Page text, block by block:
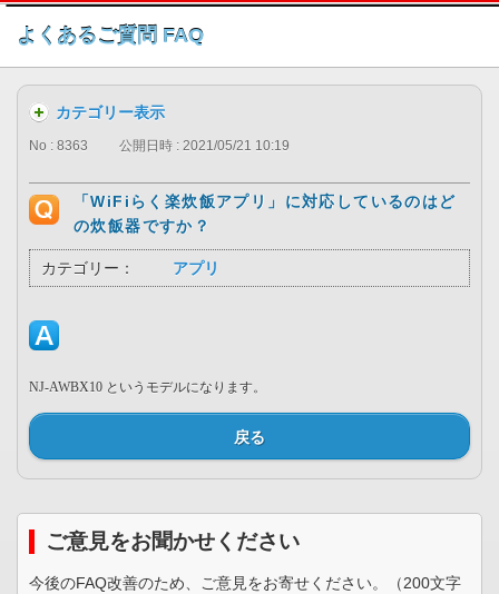
このページの本文へ
よくあるご質問 FAQ
カテゴリー表示
No : 8363 公開日時 : 2021/05/21 10:19
「WiFiらく楽炊飯アプリ」に対応しているのはど
の炊飯器ですか？
カテゴリー： アプリ
NJ-AWBX10 というモデルになります。
戻る
ご意見をお聞かせください
今後のFAQ改善のため、ご意見をお寄せください。（200文字